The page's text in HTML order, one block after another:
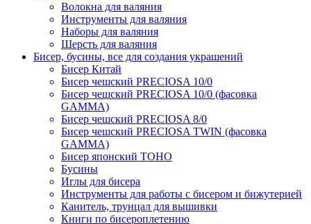
Волокна для валяния
Инструменты для валяния
Наборы для валяния
Шерсть для валяния
Бисер, бусины, все для создания украшений
Бисер Китай
Бисер чешский PRECIOSA 10/0
Бисер чешский PRECIOSA 10/0 (фасовка
GAMMA)
Бисер чешский PRECIOSA 8/0
Бисер чешский PRECIOSA TWIN (фасовка
GAMMA)
Бисер японский TOHO
Бусины
Иглы для бисера
Инструменты для работы с бисером и бижутерией
Канитель, трунцал для вышивки
Книги по бисероплетению